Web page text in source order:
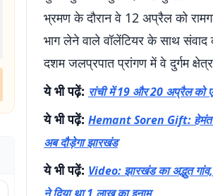
भ्रमण के दौरान वे 12 अप्रैल को
भाग लेने वाले वॉलेंटियर के साथ
दशम जलप्रपात प्रांगण में वे दुर्गम
ये भी पढ़ें: रांची में 19 और 20 अप्रैल को
ये भी पढ़ें: Hemant Soren Gift: हेमंत
अब दौड़ेगा झारखंड
ये भी पढ़ें: Video: झारखंड का अद्भुत